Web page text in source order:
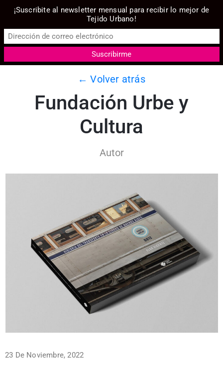
← Volver atrás
Fundación Urbe y
Cultura
Autor
23 De Noviembre, 2022
¡Suscribite al newsletter mensual para recibir lo mejor de
Tejido Urbano!